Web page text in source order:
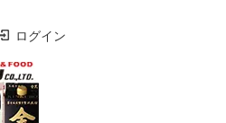
ログイン